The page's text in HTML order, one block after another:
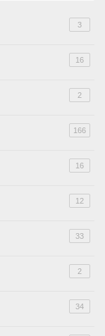
3
16
2
166
16
12
33
2
34